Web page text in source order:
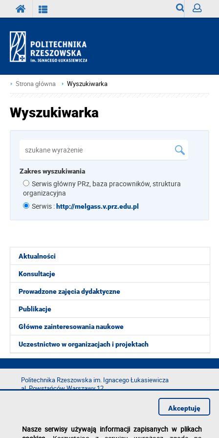
Strona główna Wyszukiwarka
Aktualności
Konsultacje
Prowadzone zajęcia dydaktyczne
Publikacje
Główne zainteresowania naukowe
Uczestnictwo w organizacjach i projektach
Wyszukiwarka
Zakres wyszukiwania
Serwis główny PRz, baza pracowników, struktura
organizacyjna
Serwis : http://melgass.v.prz.edu.pl
Politechnika Rzeszowska im. Ignacego Łukasiewicza
al. Powstańców Warszawy 12
e-mail:kancelaria@prz.edu.pl
Nasze serwisy używają informacji zapisanych w plikach
Akceptuję